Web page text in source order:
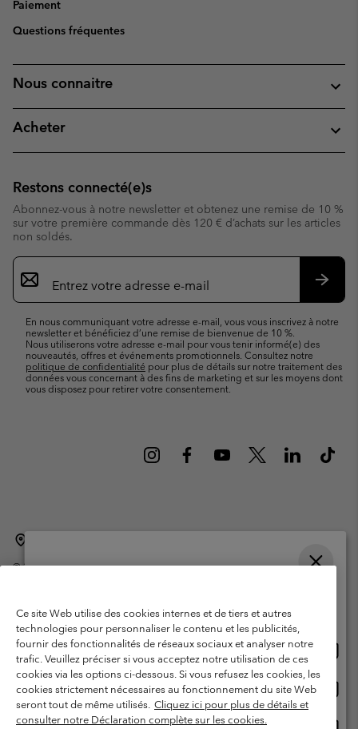
Paiement
Questions fréquentes
Nous connaitre
Acheter
Restons connecté(e)s
Abonnez-vous à notre newsletter et obtenez une remise de 10 %
sur votre première commande dès 120 € d’achats sur les articles
non soldés.
Inscription
par
e-
En nous communiquant votre adresse e-mail, vous vous inscrivez à notre
newsletter et bénéficiez d’une remise de bienvenue de 10 %.
Nous utiliserons votre adresse e-mail pour vous tenir informé(e) des
nouveautés, offres et événements promotionnels. Consultez notre
politique de confidentialité pour plus de détails sur notre traitement des
données vous concernant à des fins de marketing et sur les moyens dont
vous disposez pour retirer votre consentement.
©2026Columbia Sportswear International Sarl. Avenue des Morgines, 12
Garanties Légales
Politique de confidentialité
Conditions d'utilisation - Membres
Conditions D'utilisation - Contenu généré par l'utilisateur
Impressum
Cookies
Ce site Web utilise des cookies internes et de tiers et autres
technologies pour personnaliser le contenu et les publicités,
fournir des fonctionnalités de réseaux sociaux et analyser notre
trafic. Veuillez préciser si vous acceptez notre utilisation de ces
cookies via les options ci-dessous. Si vous refusez les cookies, les
cookies strictement nécessaires au fonctionnement du site Web
seront tout de même utilisés. Cliquez ici pour plus de détails et
consulter notre Déclaration complète sur les cookies.
Achats en ligne disponibles
United States
ligne
Belgium-English
ligne
Belgium-Français